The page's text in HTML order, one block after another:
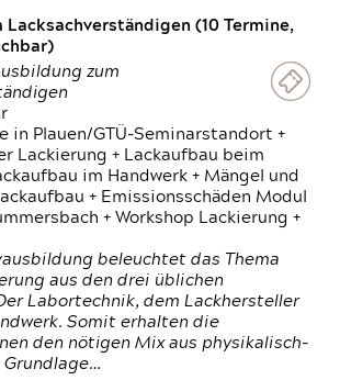
Lacksachverständigen (10 Termine,
zum
in Plauen/GTÜ-Seminarstandort +
Lackierung + Lackaufbau beim
im Handwerk + Mängel und
+ Emissionsschäden Modul
+ Workshop Lackierung +
beleuchtet das Thema
aus den drei üblichen
Labortechnik, dem Lackhersteller
Somit erhalten die
den nötigen Mix aus physikalisch-
Grundlage…